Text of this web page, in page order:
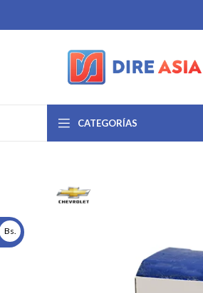
CATEGORÍAS
Bs.